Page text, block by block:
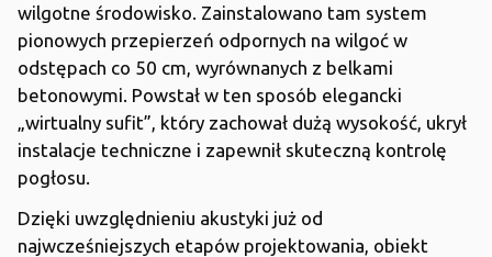
wilgotne środowisko. Zainstalowano tam system
pionowych przepierzeń odpornych na wilgoć w
odstępach co 50 cm, wyrównanych z belkami
betonowymi. Powstał w ten sposób elegancki
„wirtualny sufit”, który zachował dużą wysokość, ukrył
instalacje techniczne i zapewnił skuteczną kontrolę
pogłosu.
Dzięki uwzględnieniu akustyki już od
najwcześniejszych etapów projektowania, obiekt